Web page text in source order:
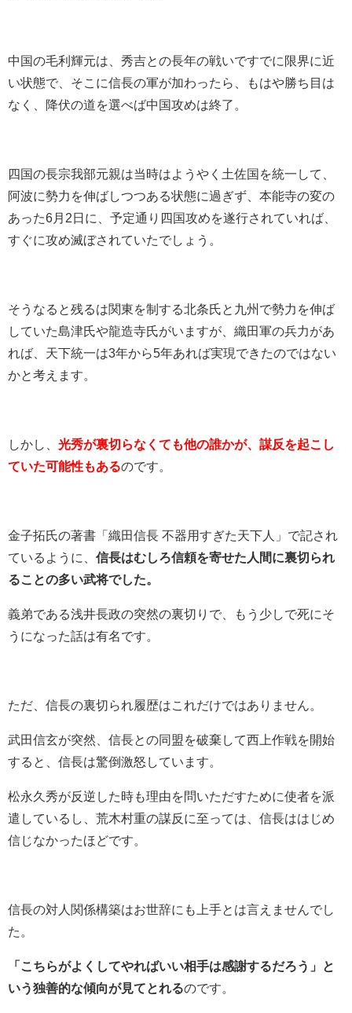
中国の毛利輝元は、秀吉との長年の戦いですでに限界に近
い状態で、そこに信長の軍が加わったら、もはや勝ち目は
なく、降伏の道を選べば中国攻めは終了。
四国の長宗我部元親は当時はようやく土佐国を統一して、
阿波に勢力を伸ばしつつある状態に過ぎず、本能寺の変の
あった6月2日に、予定通り四国攻めを遂行されていれば、
すぐに攻め滅ぼされていたでしょう。
そうなると残るは関東を制する北条氏と九州で勢力を伸ば
していた島津氏や龍造寺氏がいますが、織田軍の兵力があ
れば、天下統一は3年から5年あれば実現できたのではない
かと考えます。
しかし、 光秀が裏切らなくても他の誰かが、謀反を起こし
ていた可能性もあるのです。
金子拓氏の著書「織田信長 不器用すぎた天下人」で記され
ているように、 信長はむしろ信頼を寄せた人間に裏切られ
ることの多い武将でした。
義弟である浅井長政の突然の裏切りで、もう少しで死にそ
うになった話は有名です。
ただ、信長の裏切られ履歴はこれだけではありません。
武田信玄が突然、信長との同盟を破棄して西上作戦を開始
すると、信長は驚倒激怒しています。
松永久秀が反逆した時も理由を問いただすために使者を派
遣しているし、荒木村重の謀反に至っては、信長ははじめ
信じなかったほどです。
信長の対人関係構築はお世辞にも上手とは言えませんでし
た。
「こちらがよくしてやればいい相手は感謝するだろう」と
いう独善的な傾向が見てとれるのです。